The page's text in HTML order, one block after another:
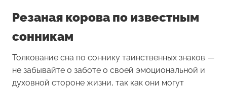
Резаная корова по известным
сонникам
Толкование сна по соннику таинственных знаков —
не забывайте о заботе о своей эмоциональной и
духовной стороне жизни, так как они могут